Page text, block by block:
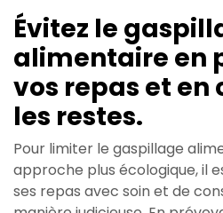
Évitez le
alimentaire en
vos repas et en
les restes.
Pour limiter le gaspillage
approche plus écologique, il
ses repas avec soin et de